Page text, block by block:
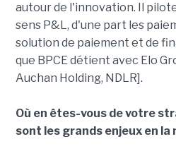
autour de l'innovation. Il
sens P&L, d'une part les
solution de paiement et de
que BPCE détient avec Elo
Auchan Holding, NDLR].
Où en êtes-vous de votre
sont les grands enjeux en